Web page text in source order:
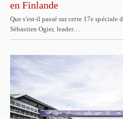
en Finlande
Que s'est-il passé sur cette 17e
Sébastien Ogier, leader…